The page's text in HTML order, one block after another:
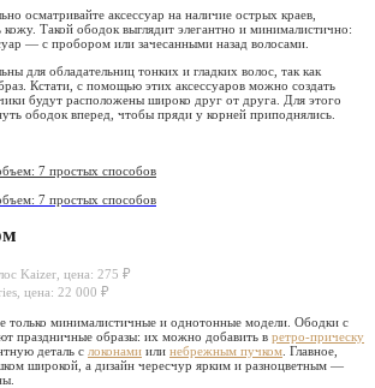
осматривайте аксессуар на наличие острых краев,
Такой ободок выглядит элегантно и минималистично:
— с пробором или зачесанными назад волосами.
для обладательниц тонких и гладких волос, так как
Кстати, с помощью этих аксессуаров можно создать
будут расположены широко друг от друга. Для этого
ободок вперед, чтобы пряди у корней приподнялись.
7 простых способов
7 простых способов
Kaizer, цена: 275 ₽
цена: 22 000 ₽
только минималистичные и однотонные модели. Ободки с
праздничные образы: их можно добавить в ретро-прическу
деталь с локонами или небрежным пучком . Главное,
широкой, а дизайн чересчур ярким и разноцветным —